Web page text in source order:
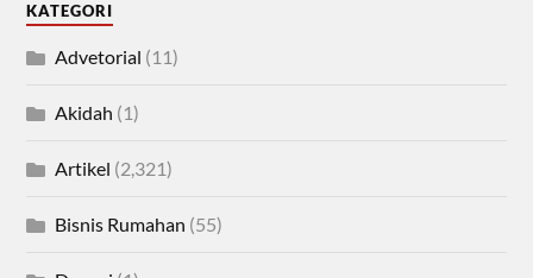
KATEGORI
Advetorial (11)
Akidah (1)
Artikel (2,321)
Bisnis Rumahan (55)